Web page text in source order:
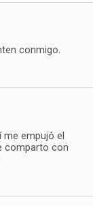
conmigo.
me empujó el
comparto con